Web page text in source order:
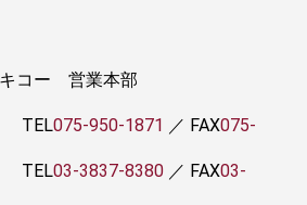
コー 営業本部
075-950-1871 ／ FAX075-
03-3837-8380 ／ FAX03-